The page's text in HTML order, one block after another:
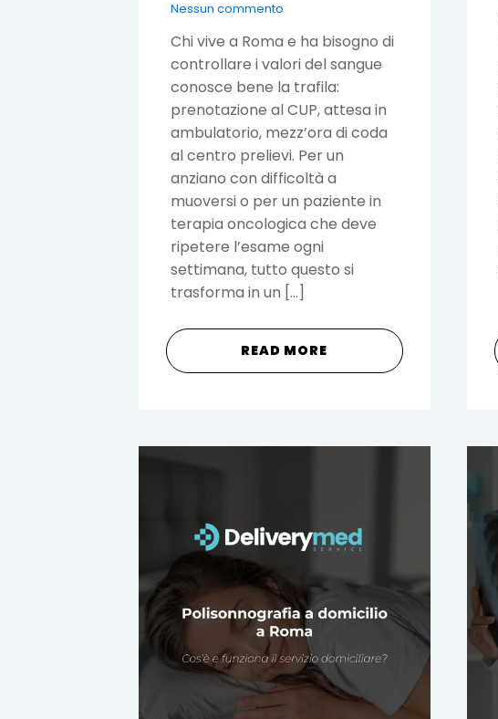
Nessun commento
Chi vive a Roma e ha bisogno di
controllare i valori del sangue
conosce bene la trafila:
prenotazione al CUP, attesa in
ambulatorio, mezz’ora di coda
al centro prelievi. Per un
anziano con difficoltà a
muoversi o per un paziente in
terapia oncologica che deve
ripetere l’esame ogni
settimana, tutto questo si
trasforma in un […]
READ MORE